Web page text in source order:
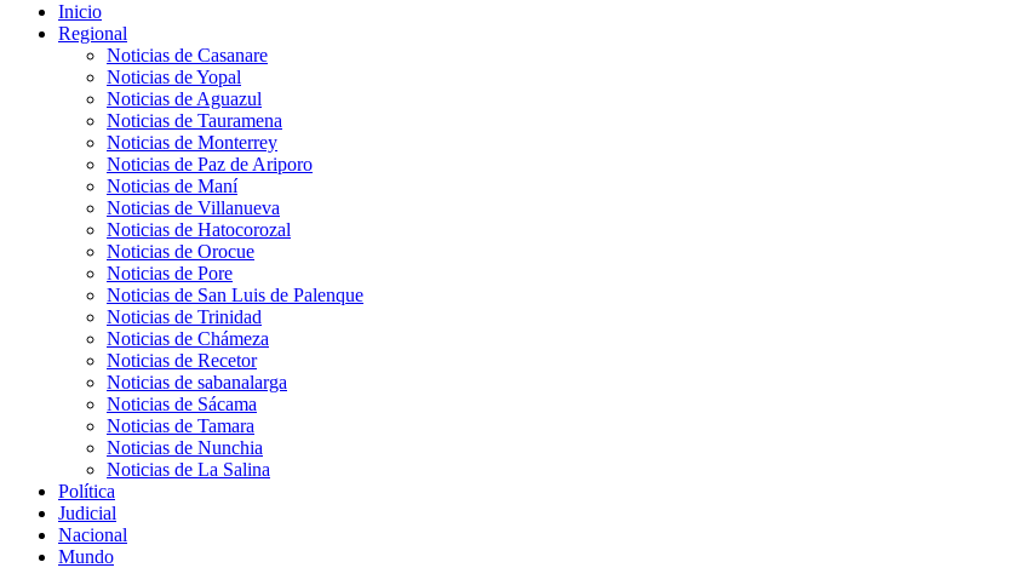
Inicio
Regional
Noticias de Casanare
Noticias de Yopal
Noticias de Aguazul
Noticias de Tauramena
Noticias de Monterrey
Noticias de Paz de Ariporo
Noticias de Maní
Noticias de Villanueva
Noticias de Hatocorozal
Noticias de Orocue
Noticias de Pore
Noticias de San Luis de Palenque
Noticias de Trinidad
Noticias de Chámeza
Noticias de Recetor
Noticias de sabanalarga
Noticias de Sácama
Noticias de Tamara
Noticias de Nunchia
Noticias de La Salina
Política
Judicial
Nacional
Mundo